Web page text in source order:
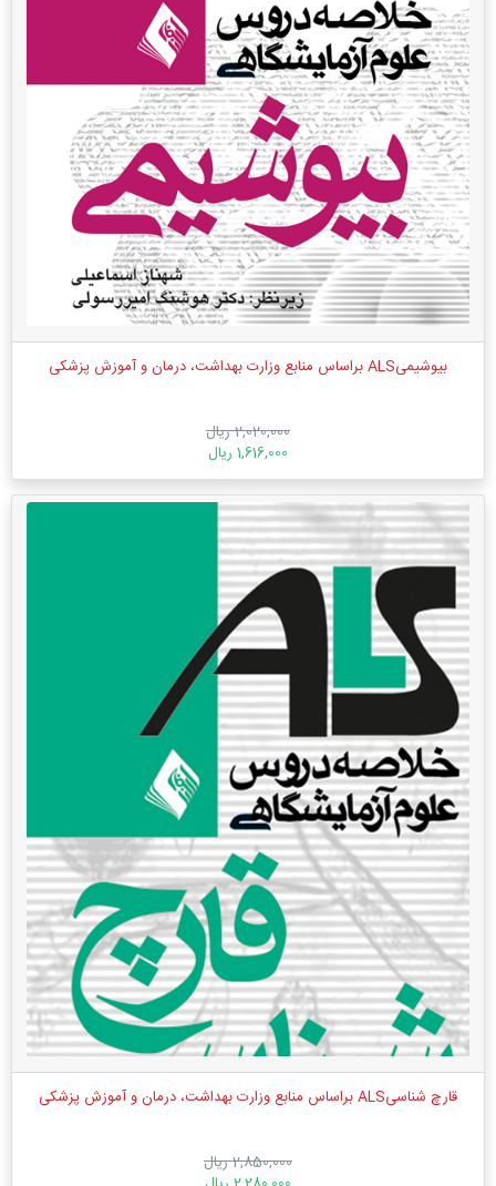
بیوشیمیALS براساس منابع وزارت بهداشت، درمان و آموزش پزشکی
2,020,000 ریال
1,616,000 ریال
قارچ شناسیALS براساس منابع وزارت بهداشت، درمان و آموزش پزشکی
2,850,000 ریال